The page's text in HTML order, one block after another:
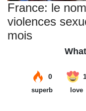
France: le
violences
mois